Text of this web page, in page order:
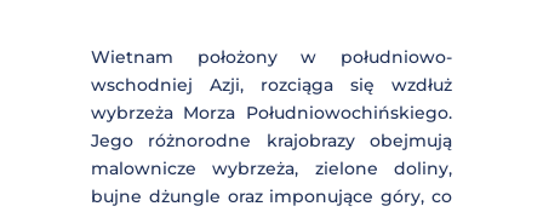
Wietnam położony w południowo-
wschodniej Azji, rozciąga się wzdłuż
wybrzeża Morza
Południowochińskiego. Jego
różnorodne krajobrazy obejmują
malownicze wybrzeża, zielone doliny,